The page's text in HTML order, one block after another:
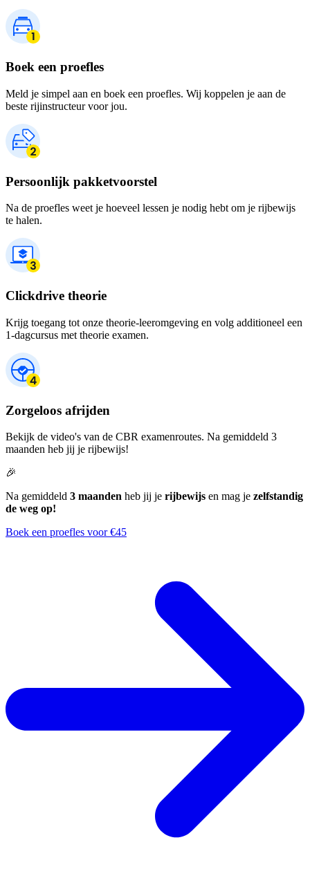
Boek een proefles
Meld je simpel aan en boek een proefles. Wij koppelen je aan de
beste rijinstructeur voor jou.
Persoonlijk pakketvoorstel
Na de proefles weet je hoeveel lessen je nodig hebt om je rijbewijs
te halen.
Clickdrive theorie
Krijg toegang tot onze theorie-leeromgeving en volg additioneel een
1-dagcursus met theorie examen.
Zorgeloos afrijden
Bekijk de video's van de CBR examenroutes. Na gemiddeld 3
maanden heb jij je rijbewijs!
🎉
Na gemiddeld 3 maanden heb jij je rijbewijs en mag je zelfstandig
de weg op!
Boek een proefles voor €45